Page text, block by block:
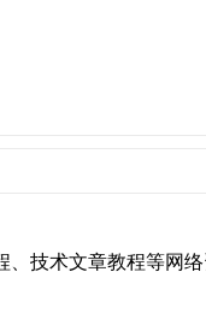
、技术文章教程等网